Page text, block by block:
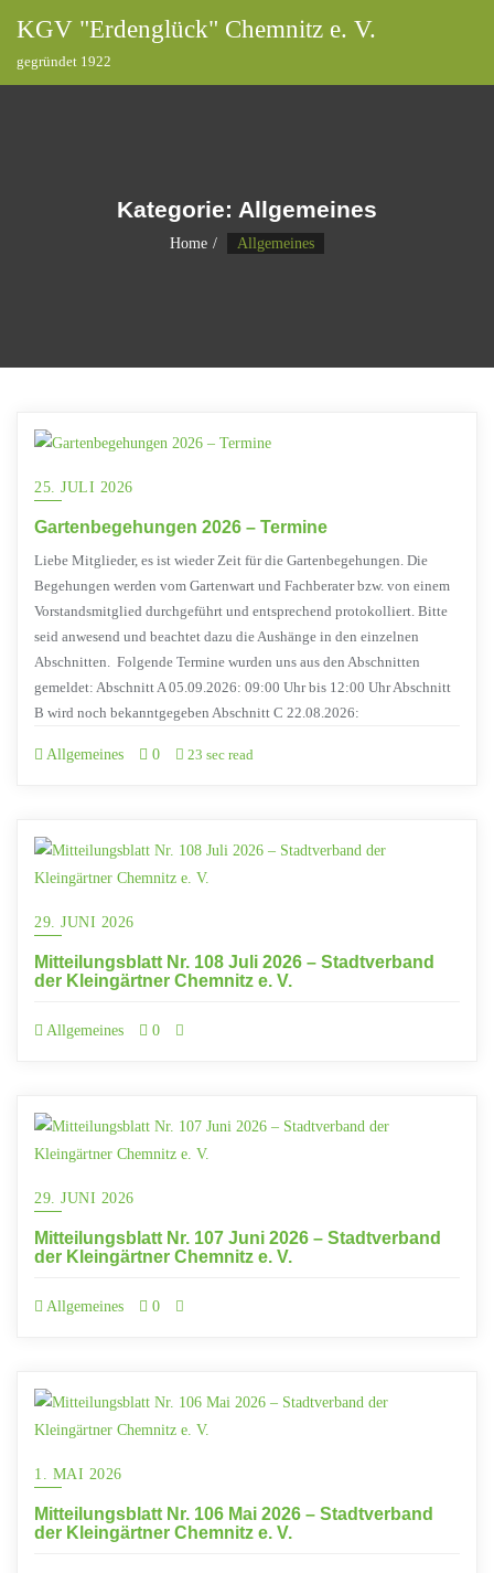
KGV "Erdenglück" Chemnitz e. V.
gegründet 1922
Kategorie: Allgemeines
Home Allgemeines
25. JULI 2026
Gartenbegehungen 2026 – Termine
Liebe Mitglieder, es ist wieder Zeit für die Gartenbegehungen. Die
Begehungen werden vom Gartenwart und Fachberater bzw. von einem
Vorstandsmitglied durchgeführt und entsprechend protokolliert. Bitte
seid anwesend und beachtet dazu die Aushänge in den einzelnen
Abschnitten. Folgende Termine wurden uns aus den Abschnitten
gemeldet: Abschnitt A 05.09.2026: 09:00 Uhr bis 12:00 Uhr Abschnitt
B wird noch bekanntgegeben Abschnitt C 22.08.2026:
Allgemeines 0 23 sec read
29. JUNI 2026
Mitteilungsblatt Nr. 108 Juli 2026 – Stadtverband
der Kleingärtner Chemnitz e. V.
Allgemeines 0
29. JUNI 2026
Mitteilungsblatt Nr. 107 Juni 2026 – Stadtverband
der Kleingärtner Chemnitz e. V.
Allgemeines 0
1. MAI 2026
Mitteilungsblatt Nr. 106 Mai 2026 – Stadtverband
der Kleingärtner Chemnitz e. V.